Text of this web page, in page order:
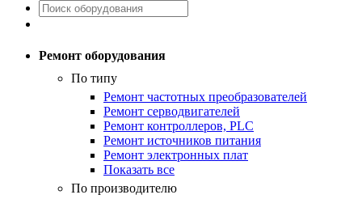
Ремонт оборудования
По типу
Ремонт частотных преобразователей
Ремонт серводвигателей
Ремонт контроллеров, PLC
Ремонт источников питания
Ремонт электронных плат
Показать все
По производителю